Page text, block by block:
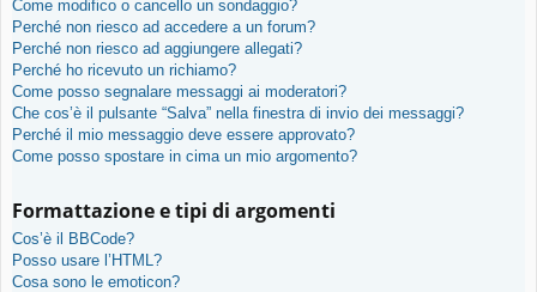
Come modifico o cancello un sondaggio?
Perché non riesco ad accedere a un forum?
Perché non riesco ad aggiungere allegati?
Perché ho ricevuto un richiamo?
Come posso segnalare messaggi ai moderatori?
Che cos’è il pulsante “Salva” nella finestra di invio dei messaggi?
Perché il mio messaggio deve essere approvato?
Come posso spostare in cima un mio argomento?
Formattazione e tipi di argomenti
Cos’è il BBCode?
Posso usare l’HTML?
Cosa sono le emoticon?